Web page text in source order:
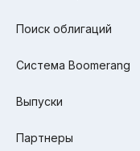
Поиск облигаций
Система Boomerang
Выпуски
Партнеры